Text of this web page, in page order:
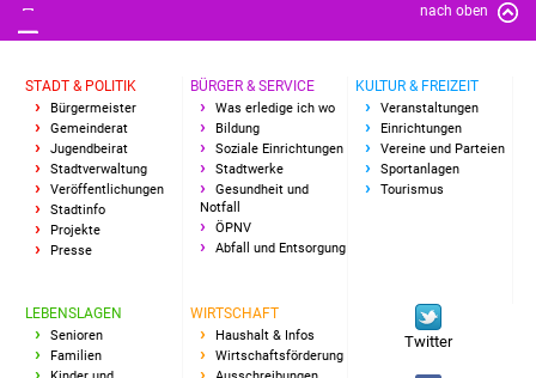
nach oben
STADT & POLITIK
Bürgermeister
Gemeinderat
Jugendbeirat
Stadtverwaltung
Veröffentlichungen
Stadtinfo
Projekte
Presse
BÜRGER & SERVICE
Was erledige ich wo
Bildung
Soziale Einrichtungen
Stadtwerke
Gesundheit und
Notfall
ÖPNV
Abfall und Entsorgung
KULTUR & FREIZEIT
Veranstaltungen
Einrichtungen
Vereine und Parteien
Sportanlagen
Tourismus
LEBENSLAGEN
Senioren
Familien
WIRTSCHAFT
Haushalt & Infos
Wirtschaftsförderung
Twitter